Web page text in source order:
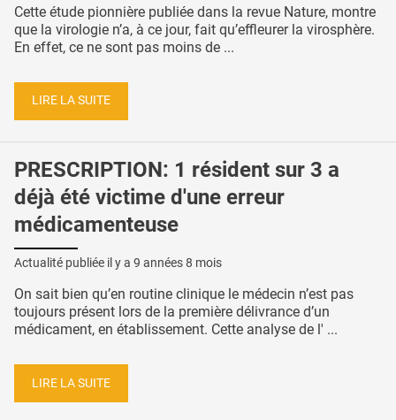
Cette étude pionnière publiée dans la revue Nature, montre
que la virologie n’a, à ce jour, fait qu’effleurer la virosphère.
En effet, ce ne sont pas moins de ...
LIRE LA SUITE
PRESCRIPTION: 1 résident sur 3 a
déjà été victime d'une erreur
médicamenteuse
Actualité publiée il y a 9 années 8 mois
On sait bien qu’en routine clinique le médecin n’est pas
toujours présent lors de la première délivrance d’un
médicament, en établissement. Cette analyse de l' ...
LIRE LA SUITE